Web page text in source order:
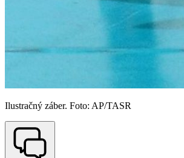
Ilustračný záber. Foto: AP/TASR